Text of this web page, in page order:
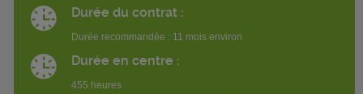
Durée du contrat :
Durée recommandée : 11 mois environ
Durée en centre :
455 heures